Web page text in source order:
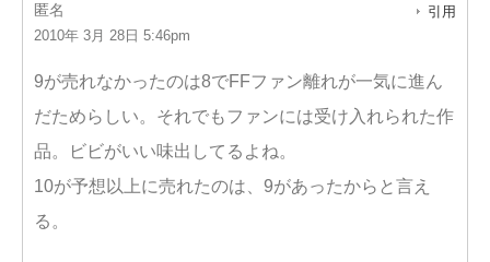
匿名
2010年 3月 28日 5:46pm
引用
9が売れなかったのは8でFFファン離れが一気に進ん
だためらしい。それでもファンには受け入れられた作
品。ビビがいい味出してるよね。
10が予想以上に売れたのは、9があったからと言え
る。